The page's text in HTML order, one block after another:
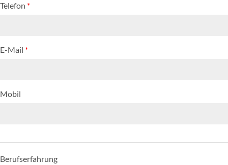
Telefon *
E-Mail *
Mobil
Berufserfahrung